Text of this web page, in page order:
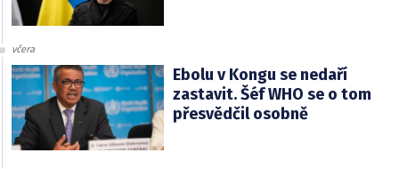
včera
Ebolu v Kongu se nedaří
zastavit. Šéf WHO se o tom
přesvědčil osobně